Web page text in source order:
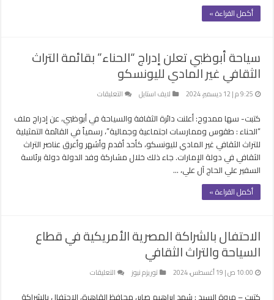
أكمل القراءة »
سياحة أبوظبي تعلن إدراج “الحناء” بقائمة التراث
الثقافي غير المادي لليونسكو
9:25 م | 12 ديسمبر، 2024 لايف استايل التعليقات
أبوظبي
تعلن
إدراج
“الحناء”
لليونسكو
مغلقة
كتبت- سها ممدوح: أعلنت دائرة الثقافة والسياحة في أبوظبي، عن إدراج ملف
“الحناء : طقوس وممارسات اجتماعية وجمالية”، رسمياً في القائمة التمثيلية
للتراث الثقافي غير المادي لليونسكو، كأحد أقدم وأشهر وأعرق عناصر التراث
الثقافي في دولة الإمارات. جاء ذلك خلال مشاركة وفد الدولة دولة برئاسة
السفير علي الحاج آل علي، …
أكمل القراءة »
الاحتفال بالشراكة المصرية الأمريكية في قطاع
السياحة والتراث الثقافي
10:00 ص | 19 أغسطس، 2024 توريزم نيوز التعليقات
بالشراكة